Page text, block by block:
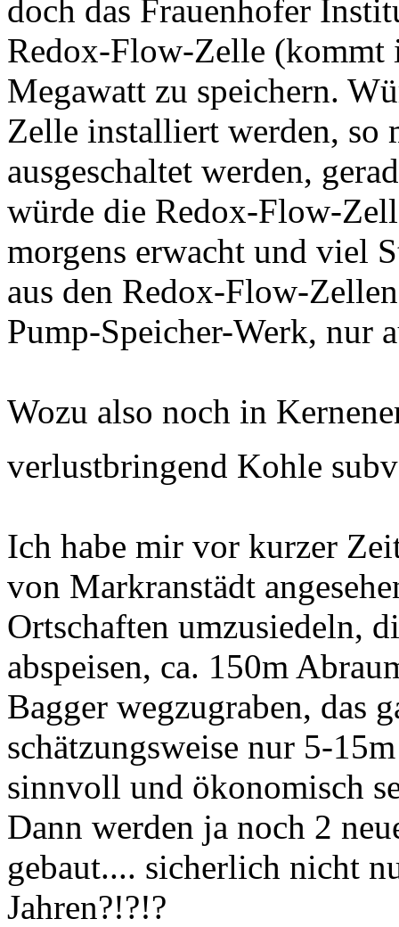
doch das Frauenhofer
Redox-Flow-Zelle (kommt
Megawatt zu speichern.
Zelle installiert werden, so
ausgeschaltet werden,
würde die Redox-Flow-
morgens erwacht und viel
aus den Redox-Flow-
Pump-Speicher-Werk, nur
Wozu also noch in
verlustbringend Kohle
Ich habe mir vor kurzer
von Markranstädt
Ortschaften umzusiedeln,
abspeisen, ca. 150m
Bagger wegzugraben, das
schätzungsweise nur 5-
sinnvoll und ökonomisch
Dann werden ja noch 2
gebaut.... sicherlich nicht
Jahren?!?!?